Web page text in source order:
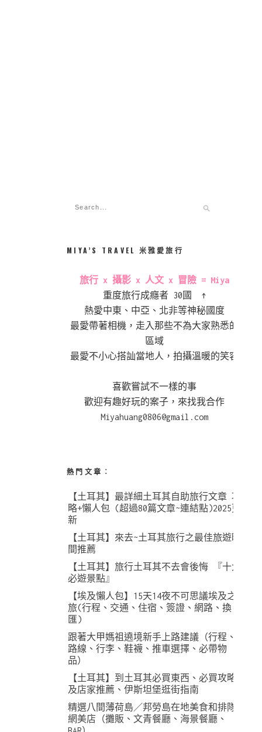
MIYA’S TRAVEL 米雅愛旅行
旅行 x 攝影 x 人文 x 冒險 = Miya
重度旅行成癮者 30國 ↑
熱愛中東、中亞、北非等神秘國度
最愛帶著相機，走入那些不為大家熟悉的
區域
最愛不小心搭訕當地人，拍攝溫暖的笑容
喜歡嘗試不一樣的事
歡迎有趣好玩的案子，來找我合作
Miyahuang0806@gmail.com
熱門文章︰
【土耳其】最詳細土耳其自助旅行文章 攻
略+懶人包 (超過80篇文章~連結點)2025更
新
【土耳其】來去~土耳其旅行之最佳旅遊時
間推薦
【土耳其】旅行土耳其不去會後悔 『十大
必遊景點』
【埃及懶人包】15天14夜不可思議埃及之
旅(行程、交通、住宿、簽證、網路、換
匯)
跟著大甲媽祖遶境新手上路建議（行程、
路線、行李、鞋襪、推車選擇、必帶物
品）
【土耳其】到土耳其必買東西、必買攻略
及店家推薦、伊斯坦堡逛街指南
精選八間薄荷島／邦勞島在地美食和排隊
網美店（攤販、文青餐廳、海景餐廳、